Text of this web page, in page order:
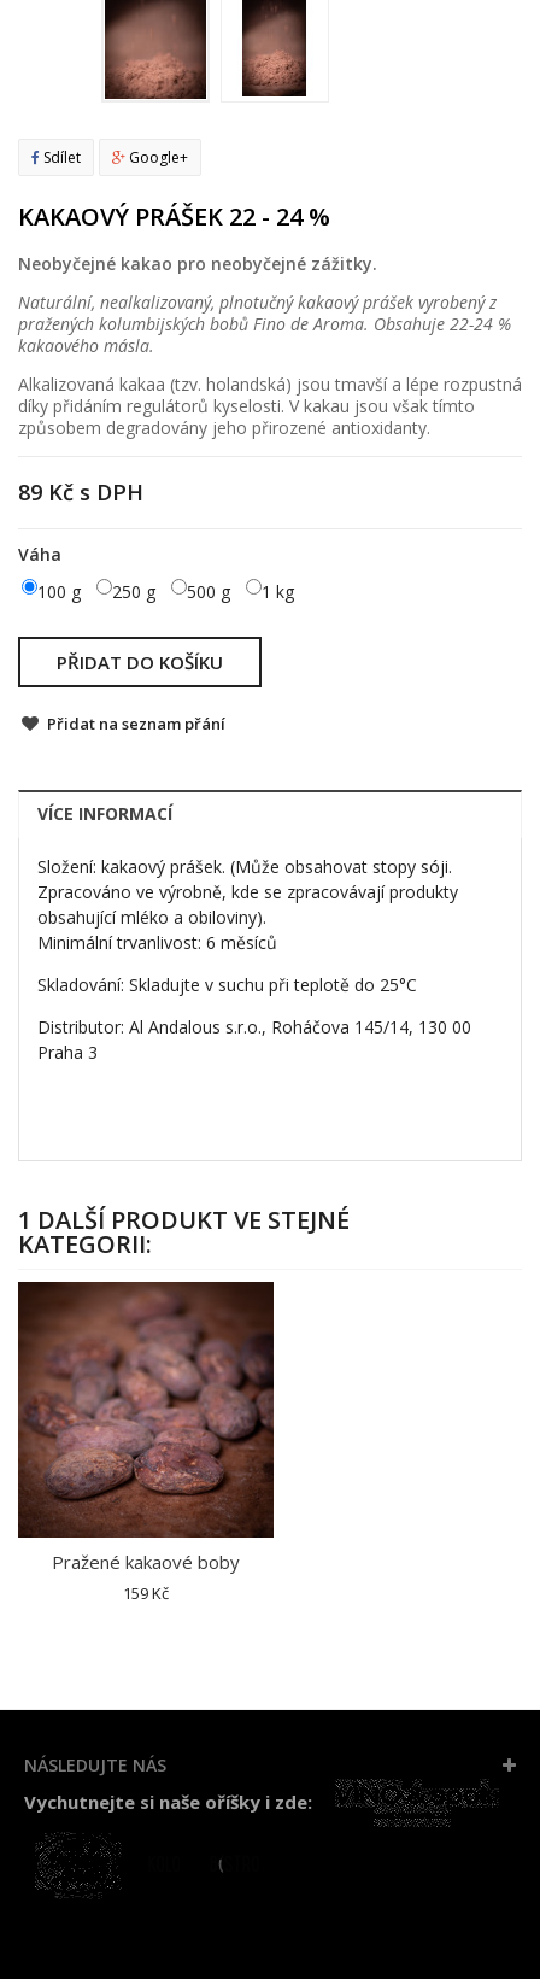
Sdílet Google+
KAKAOVÝ PRÁŠEK 22 - 24 %
Neobyčejné kakao pro neobyčejné zážitky.
Naturální, nealkalizovaný, plnotučný kakaový prášek vyrobený z
pražených kolumbijských bobů Fino de Aroma. Obsahuje 22-24 %
kakaového másla.
Alkalizovaná kakaa (tzv. holandská) jsou tmavší a lépe rozpustná
díky přidáním regulátorů kyselosti. V kakau jsou však tímto
způsobem degradovány jeho přirozené antioxidanty.
89 Kč s DPH
Váha
100 g
250 g 500 g 1 kg
PŘIDAT DO KOŠÍKU
Přidat na seznam přání
VÍCE INFORMACÍ
Složení: kakaový prášek. (Může obsahovat stopy sóji.
Zpracováno ve výrobně, kde se zpracovávají produkty
obsahující mléko a obiloviny).
Minimální trvanlivost: 6 měsíců
Skladování: Skladujte v suchu při teplotě do 25°C
Distributor: Al Andalous s.r.o., Roháčova 145/14, 130 00
Praha 3
1 DALŠÍ PRODUKT VE STEJNÉ
KATEGORII:
Pražené kakaové boby
159 Kč
NÁSLEDUJTE NÁS
Vychutnejte si naše oříšky i zde: